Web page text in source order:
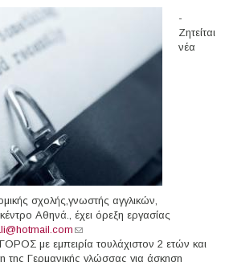
-
Ζητείται
νέα
σχολής,γνωστής αγγλικών,
Αθηνά., έχει όρεξη εργασίας
(link sends e-mail)
με εμπειρία τουλάχιστον 2 ετών και
της Γερμανικής γλώσσας για άσκηση